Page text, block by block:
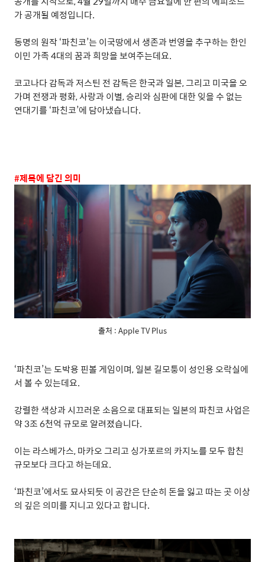
가 공개될 예정입니다.
동명의 원작‘파친코’는 이국땅에서 생존과 번영을 추구하는 한인
이민 가족4대의 꿈과 희망을 보여주는데요.
코고나다 감독과 저스틴 전 감독은 한국과 일본,그리고 미국을 오
가며 전쟁과 평화,사랑과 이별,승리와 심판에 대한 잊을 수 없는
연대기를 ‘파친코’에 담아냈습니다.
#제목에 담긴 의미
출처 : Apple TV Plus
‘파친코’는 도박용 핀볼 게임이며,일본 길모퉁이 성인용 오락실에
서 볼 수 있는데요.
강렬한 색상과 시끄러운 소음으로 대표되는 일본의 파친코 사업은
약3조6천억 규모로 알려졌습니다.
이는 라스베가스,마카오 그리고 싱가포르의 카지노를 모두 합친
규모보다 크다고 하는데요.
‘파친코’에서도 묘사되듯 이 공간은 단순히 돈을 잃고 따는 곳 이상
의 깊은 의미를 지니고 있다고 합니다.